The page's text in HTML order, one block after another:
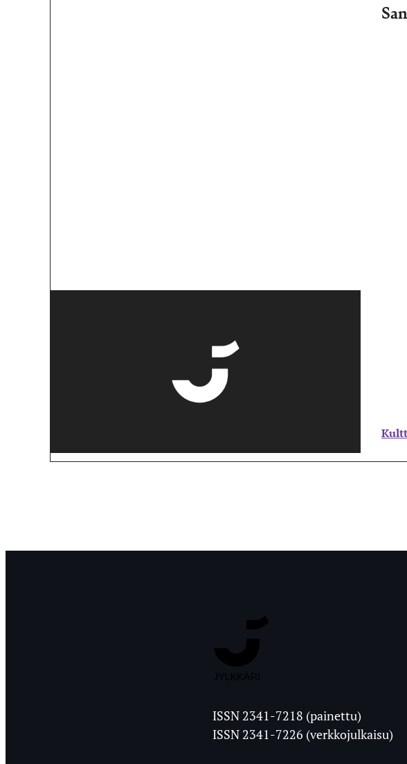
Ylioppilaslehti
ISSN 2341-7218 (painettu)
ISSN 2341-7226 (verkkojulkaisu)